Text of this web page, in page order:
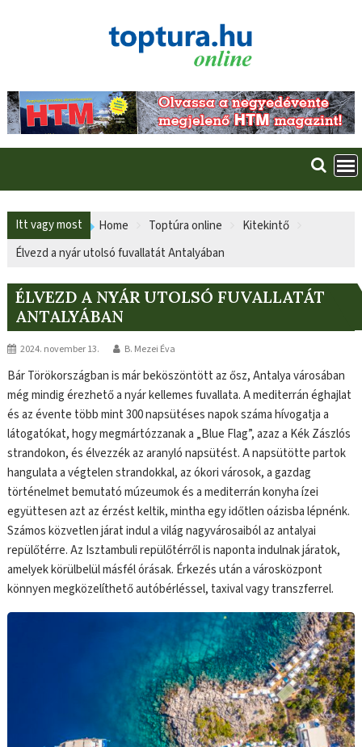
Itt vagy most Home Toptúra online
Kitekintő
Élvezd a nyár utolsó fuvallatát Antalyában
ÉLVEZD A NYÁR UTOLSÓ FUVALLATÁT
ANTALYÁBAN
2024. november 13. B. Mezei Éva
Bár Törökországban is már beköszöntött az ősz, Antalya városában
még mindig érezhető a nyár kellemes fuvallata. A mediterrán éghajlat
és az évente több mint 300 napsütéses napok száma hívogatja a
látogatókat, hogy megmártózzanak a „Blue Flag”, azaz a Kék Zászlós
strandokon, és élvezzék az aranyló napsütést. A napsütötte partok
hangulata a végtelen strandokkal, az ókori városok, a gazdag
történelmet bemutató múzeumok és a mediterrán konyha ízei
együttesen azt az érzést keltik, mintha egy időtlen oázisba lépnénk.
Számos közvetlen járat indul a világ nagyvárosaiból az antalyai
repülőtérre. Az Isztambuli repülőtérről is naponta indulnak járatok,
amelyek körülbelül másfél órásak. Érkezés után a városközpont
könnyen megközelíthető autóbérléssel, taxival vagy transzferrel.